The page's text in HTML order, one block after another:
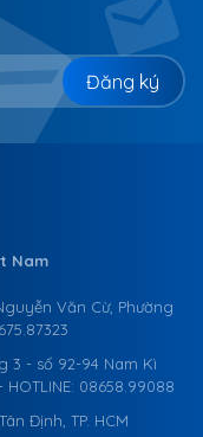
Đăng ký
Nam
Văn Cừ, Phường
3 - số 92-94 Nam Kì
08658.99088
Định, TP. HCM